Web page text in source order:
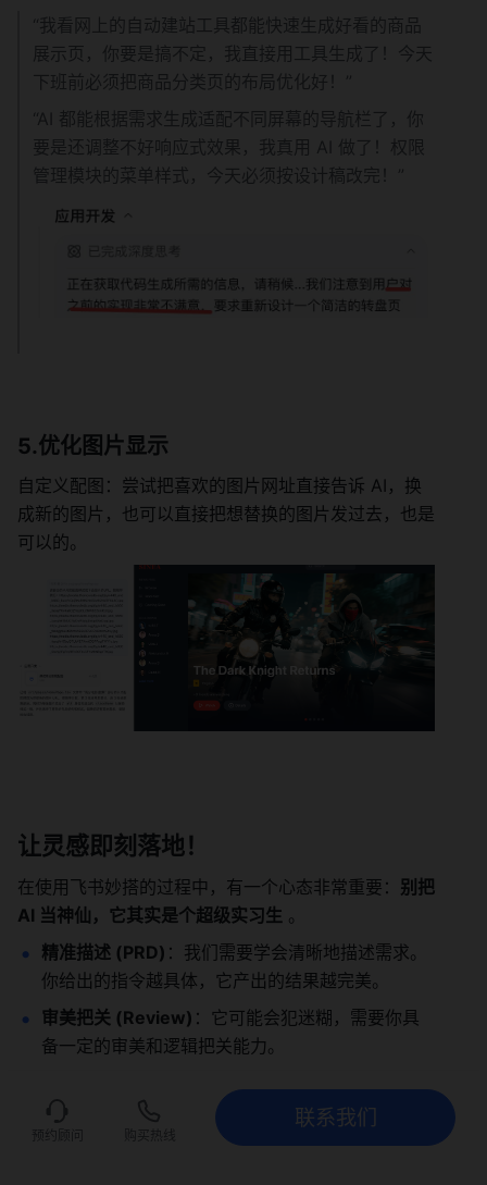
“我看网上的自动建站工具都能快速生成好看的商品
展示页，你要是搞不定，我直接用工具生成了！今天
下班前必须把商品分类页的布局优化好！”
“AI 都能根据需求生成适配不同屏幕的导航栏了，你
要是还调整不好响应式效果，我真用 AI 做了！权限
管理模块的菜单样式，今天必须按设计稿改完！”
5.优化图片显示
自定义配图：尝试把喜欢的图片网址直接告诉 AI，换
成新的图片，也可以直接把想替换的图片发过去，也是
可以的。
让灵感即刻落地！
在使用飞书妙搭的过程中，有一个心态非常重要： 别把
AI 当神仙，它其实是个超级实习生 。
精准描述 (PRD) ：我们需要学会清晰地描述需求。
你给出的指令越具体，它产出的结果越完美。
审美把关 (Review) ：它可能会犯迷糊，需要你具
备一定的审美和逻辑把关能力。
灵感，把范例喂给 AI，能大幅提高美观度。
无论你是希望验证快速业务系统的原型，还是追求极
联系我们
预约顾问 购买热线
联系我们